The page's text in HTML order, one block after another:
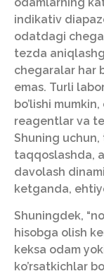
indikativ
odatdagi
tezda
chegaralar har
emas. Turli
bo’lishi
reagentlar va
Shuning
taqqoslashda,
davolash
ketganda,
Shuningdek,
hisobga olish
keksa odam
ko’rsatkichlar